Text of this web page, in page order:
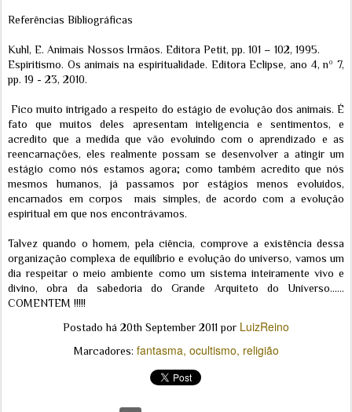
Referências Bibliográficas
Kuhl, E. Animais Nossos Irmãos. Editora Petit, pp. 101 – 102, 1995.
Espiritismo. Os animais na espiritualidade. Editora Eclipse, ano 4, nº 7,
pp. 19 - 23, 2010.
Fico muito intrigado a respeito do estágio de evolução dos animais. É
fato que muitos deles apresentam inteligencia e sentimentos, e
acredito que a medida que vão evoluindo com o aprendizado e as
reencarnações, eles realmente possam se desenvolver a atingir um
estágio como nós estamos agora; como também acredito que nós
mesmos humanos, já passamos por estágios menos evoluidos,
encarnados em corpos mais simples, de acordo com a evolução
espiritual em que nos encontrávamos.
Talvez quando o homem, pela ciência, comprove a existência dessa
organização complexa de equilíbrio e evolução do universo, vamos um
dia respeitar o meio ambiente como um sistema inteiramente vivo e
divino, obra da sabedoria do Grande Arquiteto do Universo......
COMENTEM !!!!!
Postado há 20th September 2011 por LuizReino
Marcadores: fantasma ocultismo religião